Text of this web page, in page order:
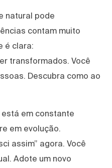
natural pode
contam muito
é clara:
transformados. Você
Descubra como ao
está em constante
em evolução.
assim” agora. Você
Adote um novo